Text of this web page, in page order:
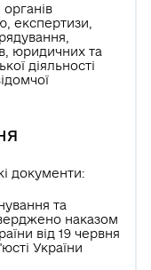
експертизи,
юридичних та
діяльності
документи:
та
наказом
від 19 червня
України